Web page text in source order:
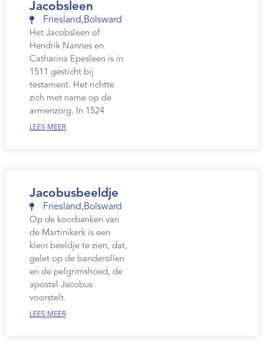
Jacobsleen
Friesland,Bolsward
Het Jacobsleen of
Hendrik Nannes en
Catharina Epesleen is in
1511 gesticht bij
testament. Het richtte
zich met name op de
armenzorg. In 1524
LEES MEER
Jacobusbeeldje
Friesland,Bolsward
Op de koorbanken van
de Martinikerk is een
klein beeldje te zien, dat,
gelet op de banderollen
en de pelgrimshoed, de
apostel Jacobus
voorstelt.
LEES MEER